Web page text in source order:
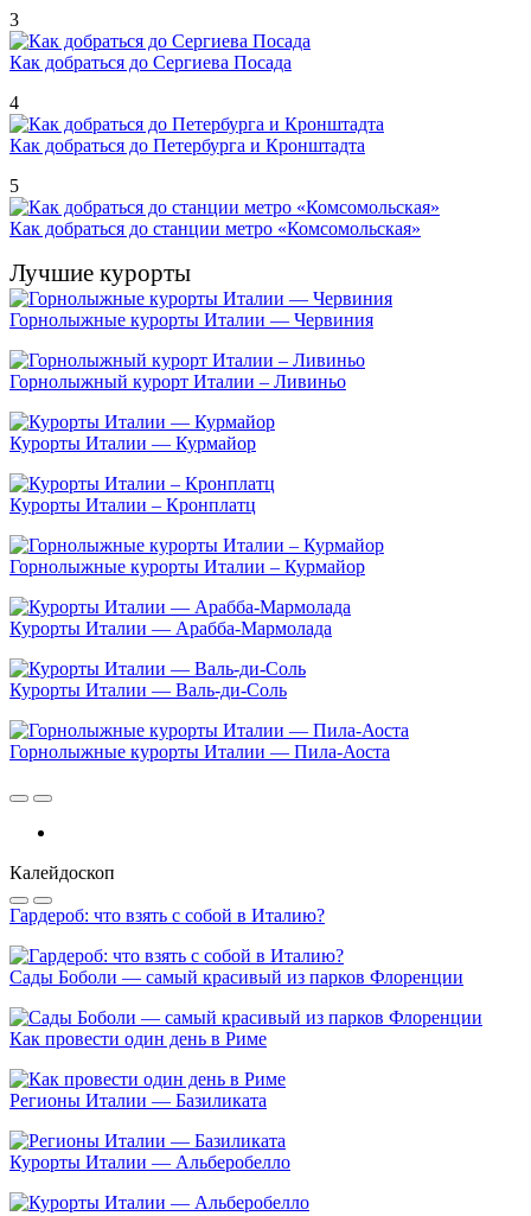
3
Как добраться до Сергиева Посада
4
Как добраться до Петербурга и Кронштадта
5
Как добраться до станции метро «Комсомольская»
Лучшие курорты
Горнолыжные курорты Италии — Червиния
Горнолыжный курорт Италии – Ливиньо
Курорты Италии — Курмайор
Курорты Италии – Кронплатц
Горнолыжные курорты Италии – Курмайор
Курорты Италии — Арабба-Мармолада
Курорты Италии — Валь-ди-Соль
Горнолыжные курорты Италии — Пила-Аоста
Калейдоскоп
Гардероб: что взять с собой в Италию?
Сады Боболи — самый красивый из парков Флоренции
Как провести один день в Риме
Регионы Италии — Базиликата
Курорты Италии — Альберобелло